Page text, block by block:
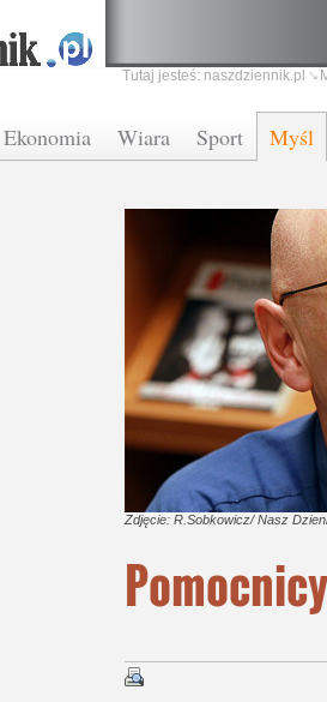
Ekonomia Wiara Sport Myśl
Tutaj jesteś: naszdziennik.pl
Zdjęcie: R.Sobkowicz/ Nasz